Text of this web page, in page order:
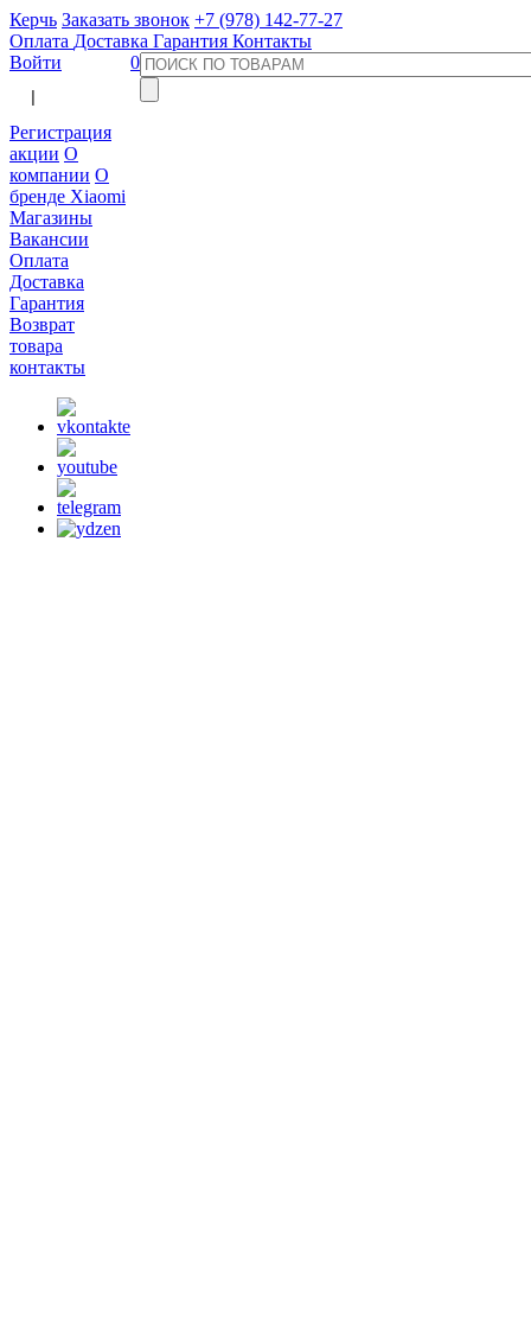
Керчь Заказать звонок +7 (978) 142-77-27
Оплата Доставка Гарантия Контакты
Войти
Регистрация
акции О
компании О
бренде Xiaomi
Магазины
Вакансии
Оплата
Доставка
Гарантия
Возврат
товара
контакты
0